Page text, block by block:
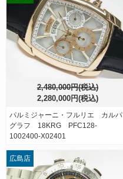
2,480,000円(税込)
2,280,000円(税込)
パルミジャーニ・フルリエ カルパ
グラフ 18KRG PFC128-
1002400-X02401
広島店